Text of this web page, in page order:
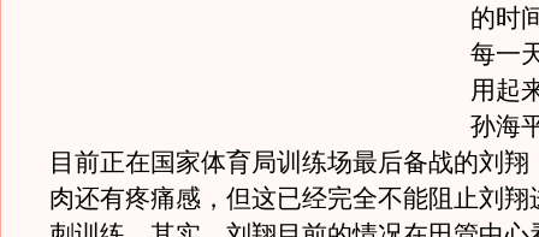
的时
每一
用起
孙海
目前正在国家体育局训练场最后备战的刘翔
肉还有疼痛感，但这已经完全不能阻止刘翔